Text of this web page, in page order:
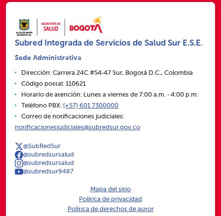
Subred Integrada de Servicios de Salud Sur E.S.E.
Sede Administrativa
Dirección: Carrera 24C #54‑47 Sur, Bogotá D.C., Colombia
Código postal: 110621
Horario de atención: Lunes a viernes de 7:00 a.m. ‑ 4:00 p.m.
Teléfono PBX: (+57) 601 7300000
Correo de notificaciones judiciales:
notificacionesjudiciales@subredsur.gov.co
@SubRedSur
@subredsursalud
@subredsursalud
@subredsur9487
Mapa del sitio
Política de privacidad
Política de derechos de autor